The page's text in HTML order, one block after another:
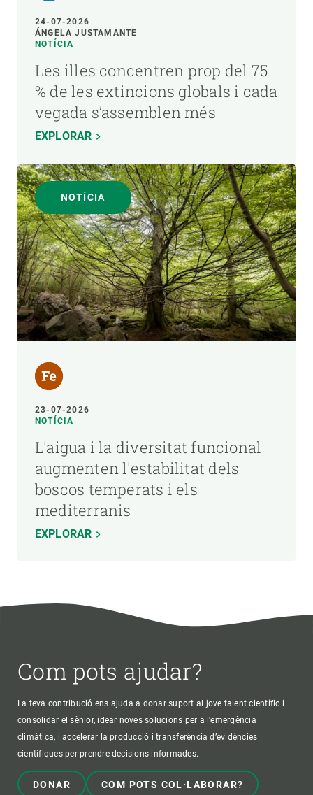
24-07-2026
ÁNGELA JUSTAMANTE
NOTÍCIA
Les illes concentren prop del 75
% de les extincions globals i cada
vegada s’assemblen més
EXPLORAR
NOTÍCIA
23-07-2026
NOTÍCIA
L'aigua i la diversitat funcional
augmenten l'estabilitat dels
boscos temperats i els
mediterranis
EXPLORAR
Com pots ajudar?
La teva contribució ens ajuda a donar suport al jove talent científic i
consolidar el sènior, idear noves solucions per a l'emergència
climàtica, i accelerar la producció i transferència d’evidències
científiques per prendre decisions informades.
DONAR COM POTS COL·LABORAR?